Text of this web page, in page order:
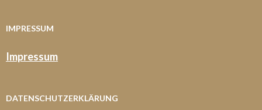
IMPRESSUM
Impressum
DATENSCHUTZERKLÄRUNG